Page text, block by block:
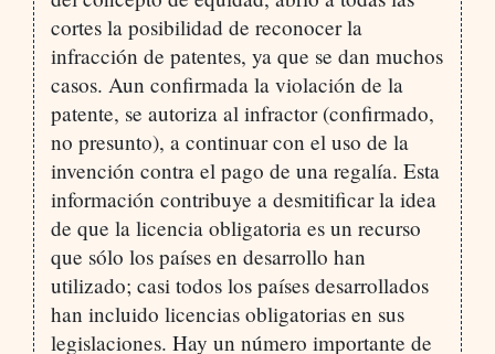
cortes la posibilidad de reconocer la
infracción de patentes, ya que se dan muchos
casos. Aun confirmada la violación de la
patente, se autoriza al infractor (confirmado,
no presunto), a continuar con el uso de la
invención contra el pago de una regalía. Esta
información contribuye a desmitificar la idea
de que la licencia obligatoria es un recurso
que sólo los países en desarrollo han
utilizado; casi todos los países desarrollados
han incluido licencias obligatorias en sus
legislaciones. Hay un número importante de